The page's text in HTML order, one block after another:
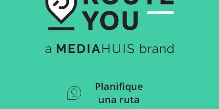
Planifique
una ruta